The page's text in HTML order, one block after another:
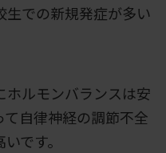
生での新規発症が多い
ホルモンバランスは安
自律神経の調節不全
です。